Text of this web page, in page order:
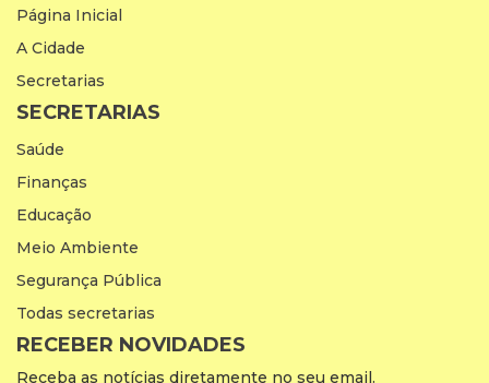
Página Inicial
A Cidade
Secretarias
SECRETARIAS
Saúde
Finanças
Educação
Meio Ambiente
Segurança Pública
Todas secretarias
RECEBER NOVIDADES
Receba as notícias diretamente no seu email.